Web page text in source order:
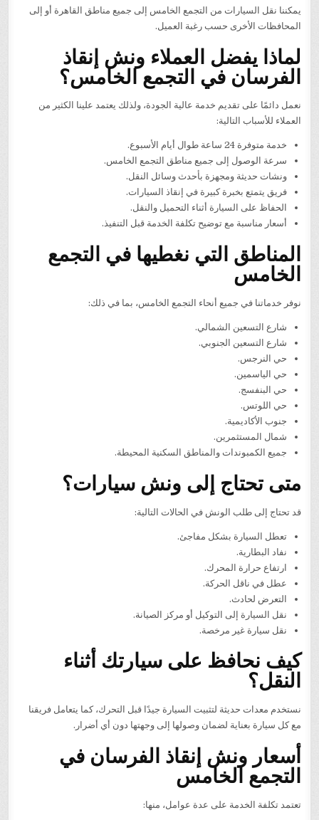
يمكننا نقل السيارات من التجمع الخامس إلى جميع مناطق القاهرة أو إلى
المحافظات الأخرى حسب رغبة العميل.
لماذا يفضل العملاء ونش إنقاذ
الفرسان في التجمع الخامس؟
نعمل دائمًا على تقديم خدمة عالية الجودة، ولذلك يعتمد علينا الكثير من
العملاء للأسباب التالية:
خدمة متوفرة 24 ساعة طوال أيام الأسبوع.
سرعة الوصول إلى جميع مناطق التجمع الخامس.
ونشات حديثة ومجهزة بأحدث وسائل النقل.
فريق يتمتع بخبرة كبيرة في إنقاذ السيارات.
الحفاظ على السيارة أثناء التحميل والنقل.
أسعار مناسبة مع توضيح تكلفة الخدمة قبل التنفيذ.
المناطق التي نغطيها في التجمع
الخامس
نوفر خدماتنا في جميع أنحاء التجمع الخامس، بما في ذلك:
شارع التسعين الشمالي.
شارع التسعين الجنوبي.
حي النرجس.
حي الياسمين.
حي البنفسج.
حي اللوتس.
جنوب الأكاديمية.
شمال المستثمرين.
جميع الكمبوندات والمناطق السكنية المحيطة.
متى تحتاج إلى ونش سيارات؟
قد تحتاج إلى طلب الونش في الحالات التالية:
تعطل السيارة بشكل مفاجئ.
نفاد البطارية.
ارتفاع حرارة المحرك.
عطل في ناقل الحركة.
التعرض لحادث.
نقل السيارة إلى التوكيل أو مركز الصيانة.
نقل سيارة غير مرخصة.
كيف نحافظ على سيارتك أثناء
النقل؟
نستخدم معدات حديثة لتثبيت السيارة جيدًا قبل التحرك، كما يتعامل فريقنا
مع كل سيارة بعناية لضمان وصولها إلى وجهتها دون أي أضرار.
أسعار ونش إنقاذ الفرسان في
التجمع الخامس
تعتمد تكلفة الخدمة على عدة عوامل، منها: